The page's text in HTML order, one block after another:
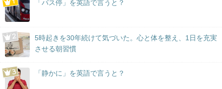
「バス停」を英語で言うと？
5時起きを30年続けて気づいた。心と体を整え、1日を充実
させる朝習慣
「静かに」を英語で言うと？